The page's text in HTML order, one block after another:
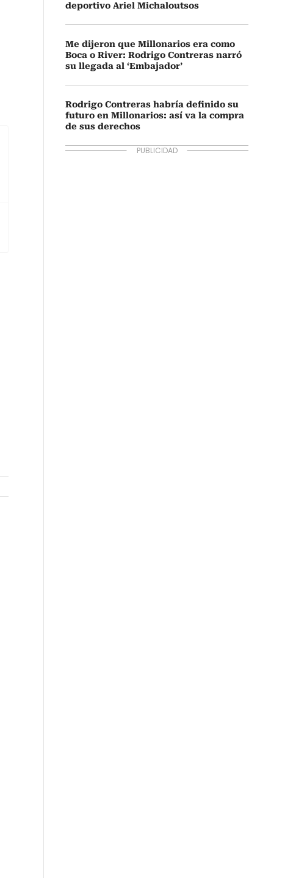
deportivo Ariel Michaloutsos
Me dijeron que Millonarios era como
Boca o River: Rodrigo Contreras narró
su llegada al ‘Embajador’
Rodrigo Contreras habría definido su
futuro en Millonarios: así va la compra
de sus derechos